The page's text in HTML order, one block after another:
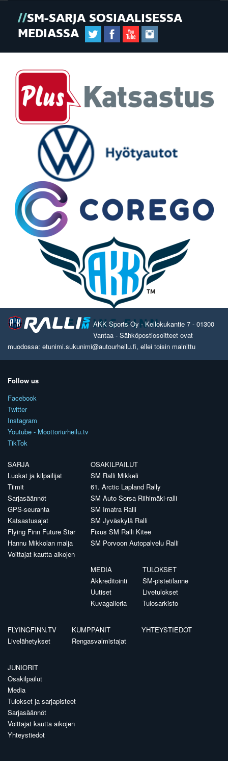
SM-SARJA SOSIAALISESSA
MEDIASSA
AKK Sports Oy - Kellokukantie 7 - 01300
Vantaa - Sähköpostiosoitteet ovat
muodossa: etunimi.sukunimi@autourheilu.fi, ellei toisin mainittu
Follow us
Facebook
Twitter
Instagram
Youtube - Moottoriurheilu.tv
TikTok
SARJA
Luokat ja kilpailijat
Tiimit
Sarjasäännöt
GPS-seuranta
Katsastusajat
Flying Finn Future Star
Hannu Mikkolan malja
Voittajat kautta aikojen
OSAKILPAILUT
SM Ralli Mikkeli
61. Arctic Lapland Rally
SM Auto Sorsa Riihimäki-ralli
SM Imatra Ralli
SM Jyväskylä Ralli
Fixus SM Ralli Kitee
SM Porvoon Autopalvelu Ralli
MEDIA
Akkreditointi
Uutiset
Kuvagalleria
TULOKSET
SM-pistetilanne
Livetulokset
Tulosarkisto
FLYINGFINN.TV
Livelähetykset
KUMPPANIT
Rengasvalmistajat
YHTEYSTIEDOT
JUNIORIT
Osakilpailut
Media
Tulokset ja sarjapisteet
Sarjasäännöt
Voittajat kautta aikojen
Yhteystiedot